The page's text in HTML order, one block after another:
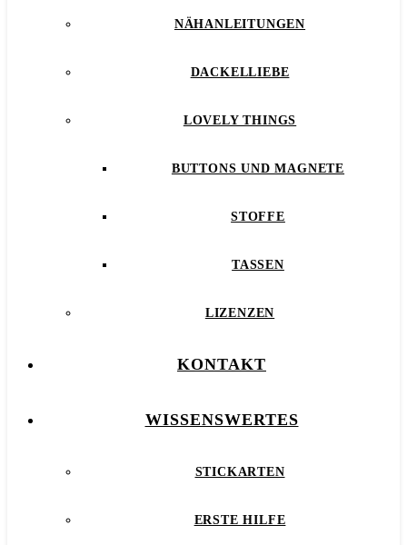
NÄHANLEITUNGEN
DACKELLIEBE
LOVELY THINGS
BUTTONS UND MAGNETE
STOFFE
TASSEN
LIZENZEN
KONTAKT
WISSENSWERTES
STICKARTEN
ERSTE HILFE